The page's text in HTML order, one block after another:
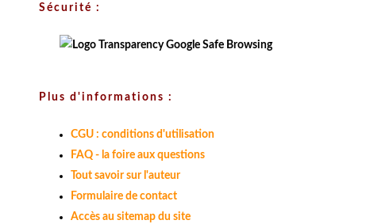
Sécurité :
Plus d'informations :
CGU : conditions d'utilisation
FAQ - la foire aux questions
Tout savoir sur l'auteur
Formulaire de contact
Accès au sitemap du site